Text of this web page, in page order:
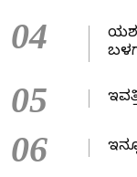
04
05
06